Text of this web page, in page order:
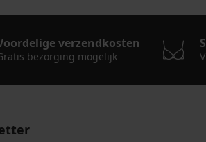
verzendkosten
bezorging mogelijk